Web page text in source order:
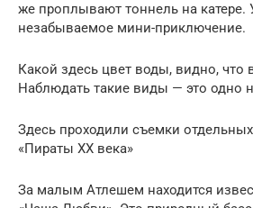
же проплывают тоннель на катере.
незабываемое мини-приключение.
Какой здесь цвет воды, видно, что
Наблюдать такие виды — это одно
Здесь проходили съемки
«Пираты XX века»
За малым Атлешем находится